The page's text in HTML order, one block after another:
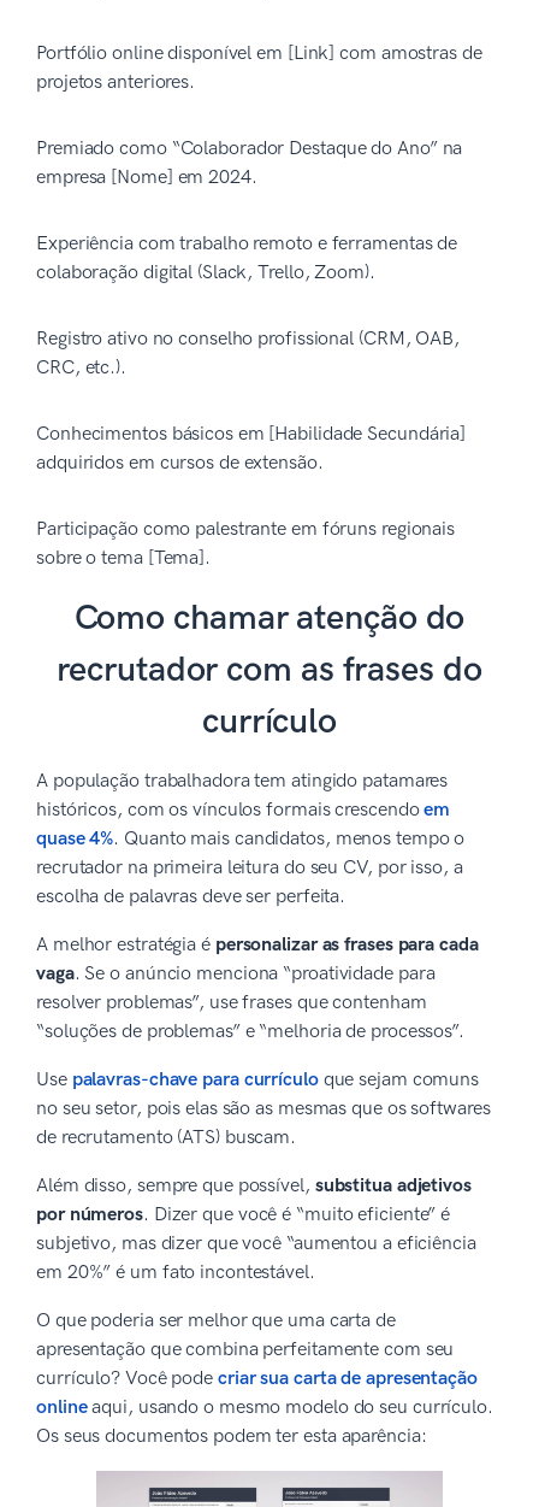
Portfólio online disponível em [Link] com amostras de
projetos anteriores.
Premiado como “Colaborador Destaque do Ano” na
empresa [Nome] em 2024.
Experiência com trabalho remoto e ferramentas de
colaboração digital (Slack, Trello, Zoom).
Registro ativo no conselho profissional (CRM, OAB,
CRC, etc.).
Conhecimentos básicos em [Habilidade Secundária]
adquiridos em cursos de extensão.
Participação como palestrante em fóruns regionais
sobre o tema [Tema].
Como chamar atenção do
recrutador com as frases do
currículo
A população trabalhadora tem atingido patamares
históricos, com os vínculos formais crescendoem
quase 4%. Quanto mais candidatos, menos tempo o
recrutador na primeira leitura do seu CV, por isso, a
escolha de palavras deve ser perfeita.
A melhor estratégia é personalizar as frases para cada
vaga. Se o anúncio menciona “proatividade para
resolver problemas”, use frases que contenham
“soluções de problemas” e “melhoria de processos”.
Use palavras-chave para currículoque sejam comuns
no seu setor, pois elas são as mesmas que os softwares
de recrutamento (ATS) buscam.
Além disso, sempre que possível, substitua adjetivos
por números. Dizer que você é “muito eficiente” é
subjetivo, mas dizer que você “aumentou a eficiência
em 20%” é um fato incontestável.
O que poderia ser melhor que uma carta de
apresentação que combina perfeitamente com seu
currículo? Você pode criar sua carta de apresentação
onlineaqui, usando o mesmo modelo do seu currículo.
Os seus documentos podem ter esta aparência: